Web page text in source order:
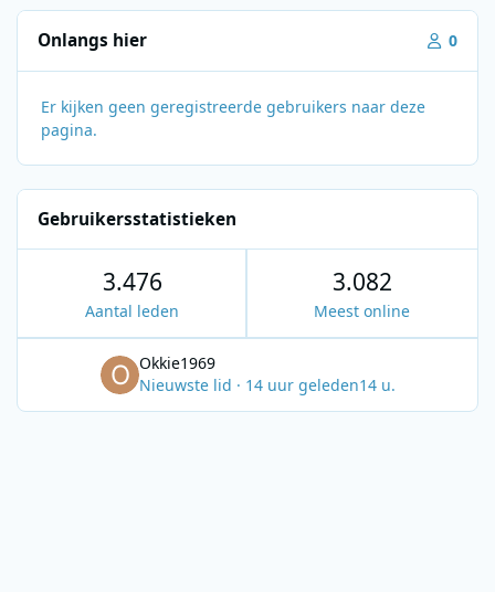
Onlangs hier 0
Er kijken geen geregistreerde gebruikers naar deze
pagina.
Gebruikersstatistieken
3.476
Aantal leden
3.082
Meest online
Okkie1969
Nieuwste lid · 14 uur geleden14 u.